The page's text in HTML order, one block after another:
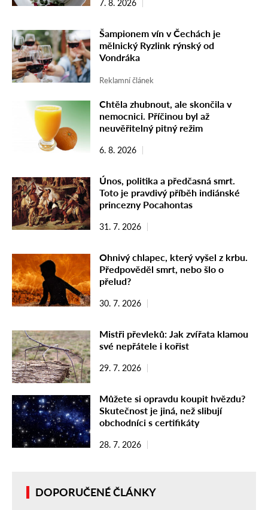
7. 8. 2026
Šampionem vín v Čechách je
mělnický Ryzlink rýnský od
Vondráka
Reklamní článek
Chtěla zhubnout, ale skončila v
nemocnici. Příčinou byl až
neuvěřitelný pitný režim
6. 8. 2026
Únos, politika a předčasná smrt.
Toto je pravdivý příběh indiánské
princezny Pocahontas
31. 7. 2026
Ohnivý chlapec, který vyšel z krbu.
Předpověděl smrt, nebo šlo o
přelud?
30. 7. 2026
Mistři převleků: Jak zvířata klamou
své nepřátele i kořist
29. 7. 2026
Můžete si opravdu koupit hvězdu?
Skutečnost je jiná, než slibují
obchodníci s certifikáty
28. 7. 2026
DOPORUČENÉ ČLÁNKY